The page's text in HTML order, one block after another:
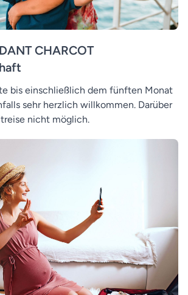
CHARCOT
bis einschließlich dem fünften Monat
sehr herzlich willkommen. Darüber
nicht möglich.